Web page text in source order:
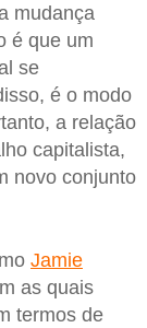
mudança
é que um
se
é o modo
a relação
capitalista,
novo conjunto
Jamie
as quais
termos de